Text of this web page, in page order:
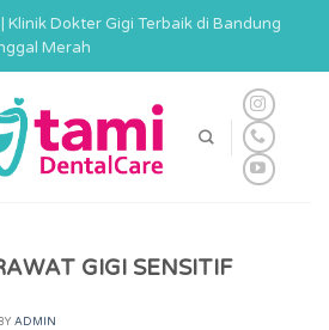
Klinik Dokter Gigi Terbaik di Bandung
Merah
GIGI SENSITIF
BY ADMIN